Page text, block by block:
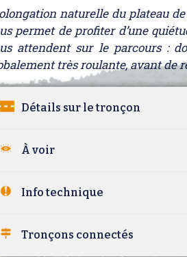
naturelle du plateau
permet de profiter d’une
attendent sur le parcours :
très roulante, avant de
Détails sur le tronçon
À voir
Info technique
Tronçons connectés